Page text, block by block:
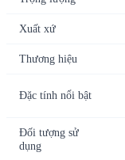
Xuất xứ
Thương hiệu
Đặc tính nổi bật
Đối tượng sử
dụng